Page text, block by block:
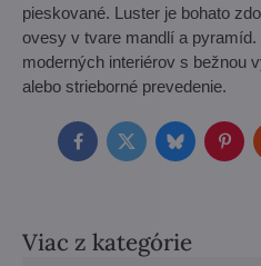
pieskované. Luster je bohato
ovesy v tvare mandlí a pyramíd.
moderných interiérov s bežnou
alebo strieborné prevedenie.
FacebookTwitterBluesky
Viac z kategórie